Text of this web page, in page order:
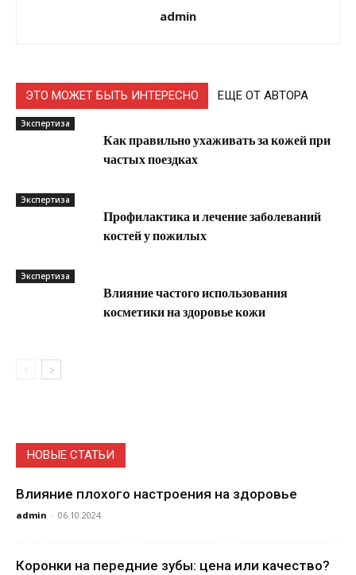
admin
ЭТО МОЖЕТ БЫТЬ ИНТЕРЕСНО ЕЩЕ ОТ АВТОРА
Экспертиза
Как правильно ухаживать за кожей при
частых поездках
Экспертиза
Профилактика и лечение заболеваний
костей у пожилых
Экспертиза
Влияние частого использования
косметики на здоровье кожи
НОВЫЕ СТАТЬИ
Влияние плохого настроения на здоровье
admin - 06.10.2024
Коронки на передние зубы: цена или качество?